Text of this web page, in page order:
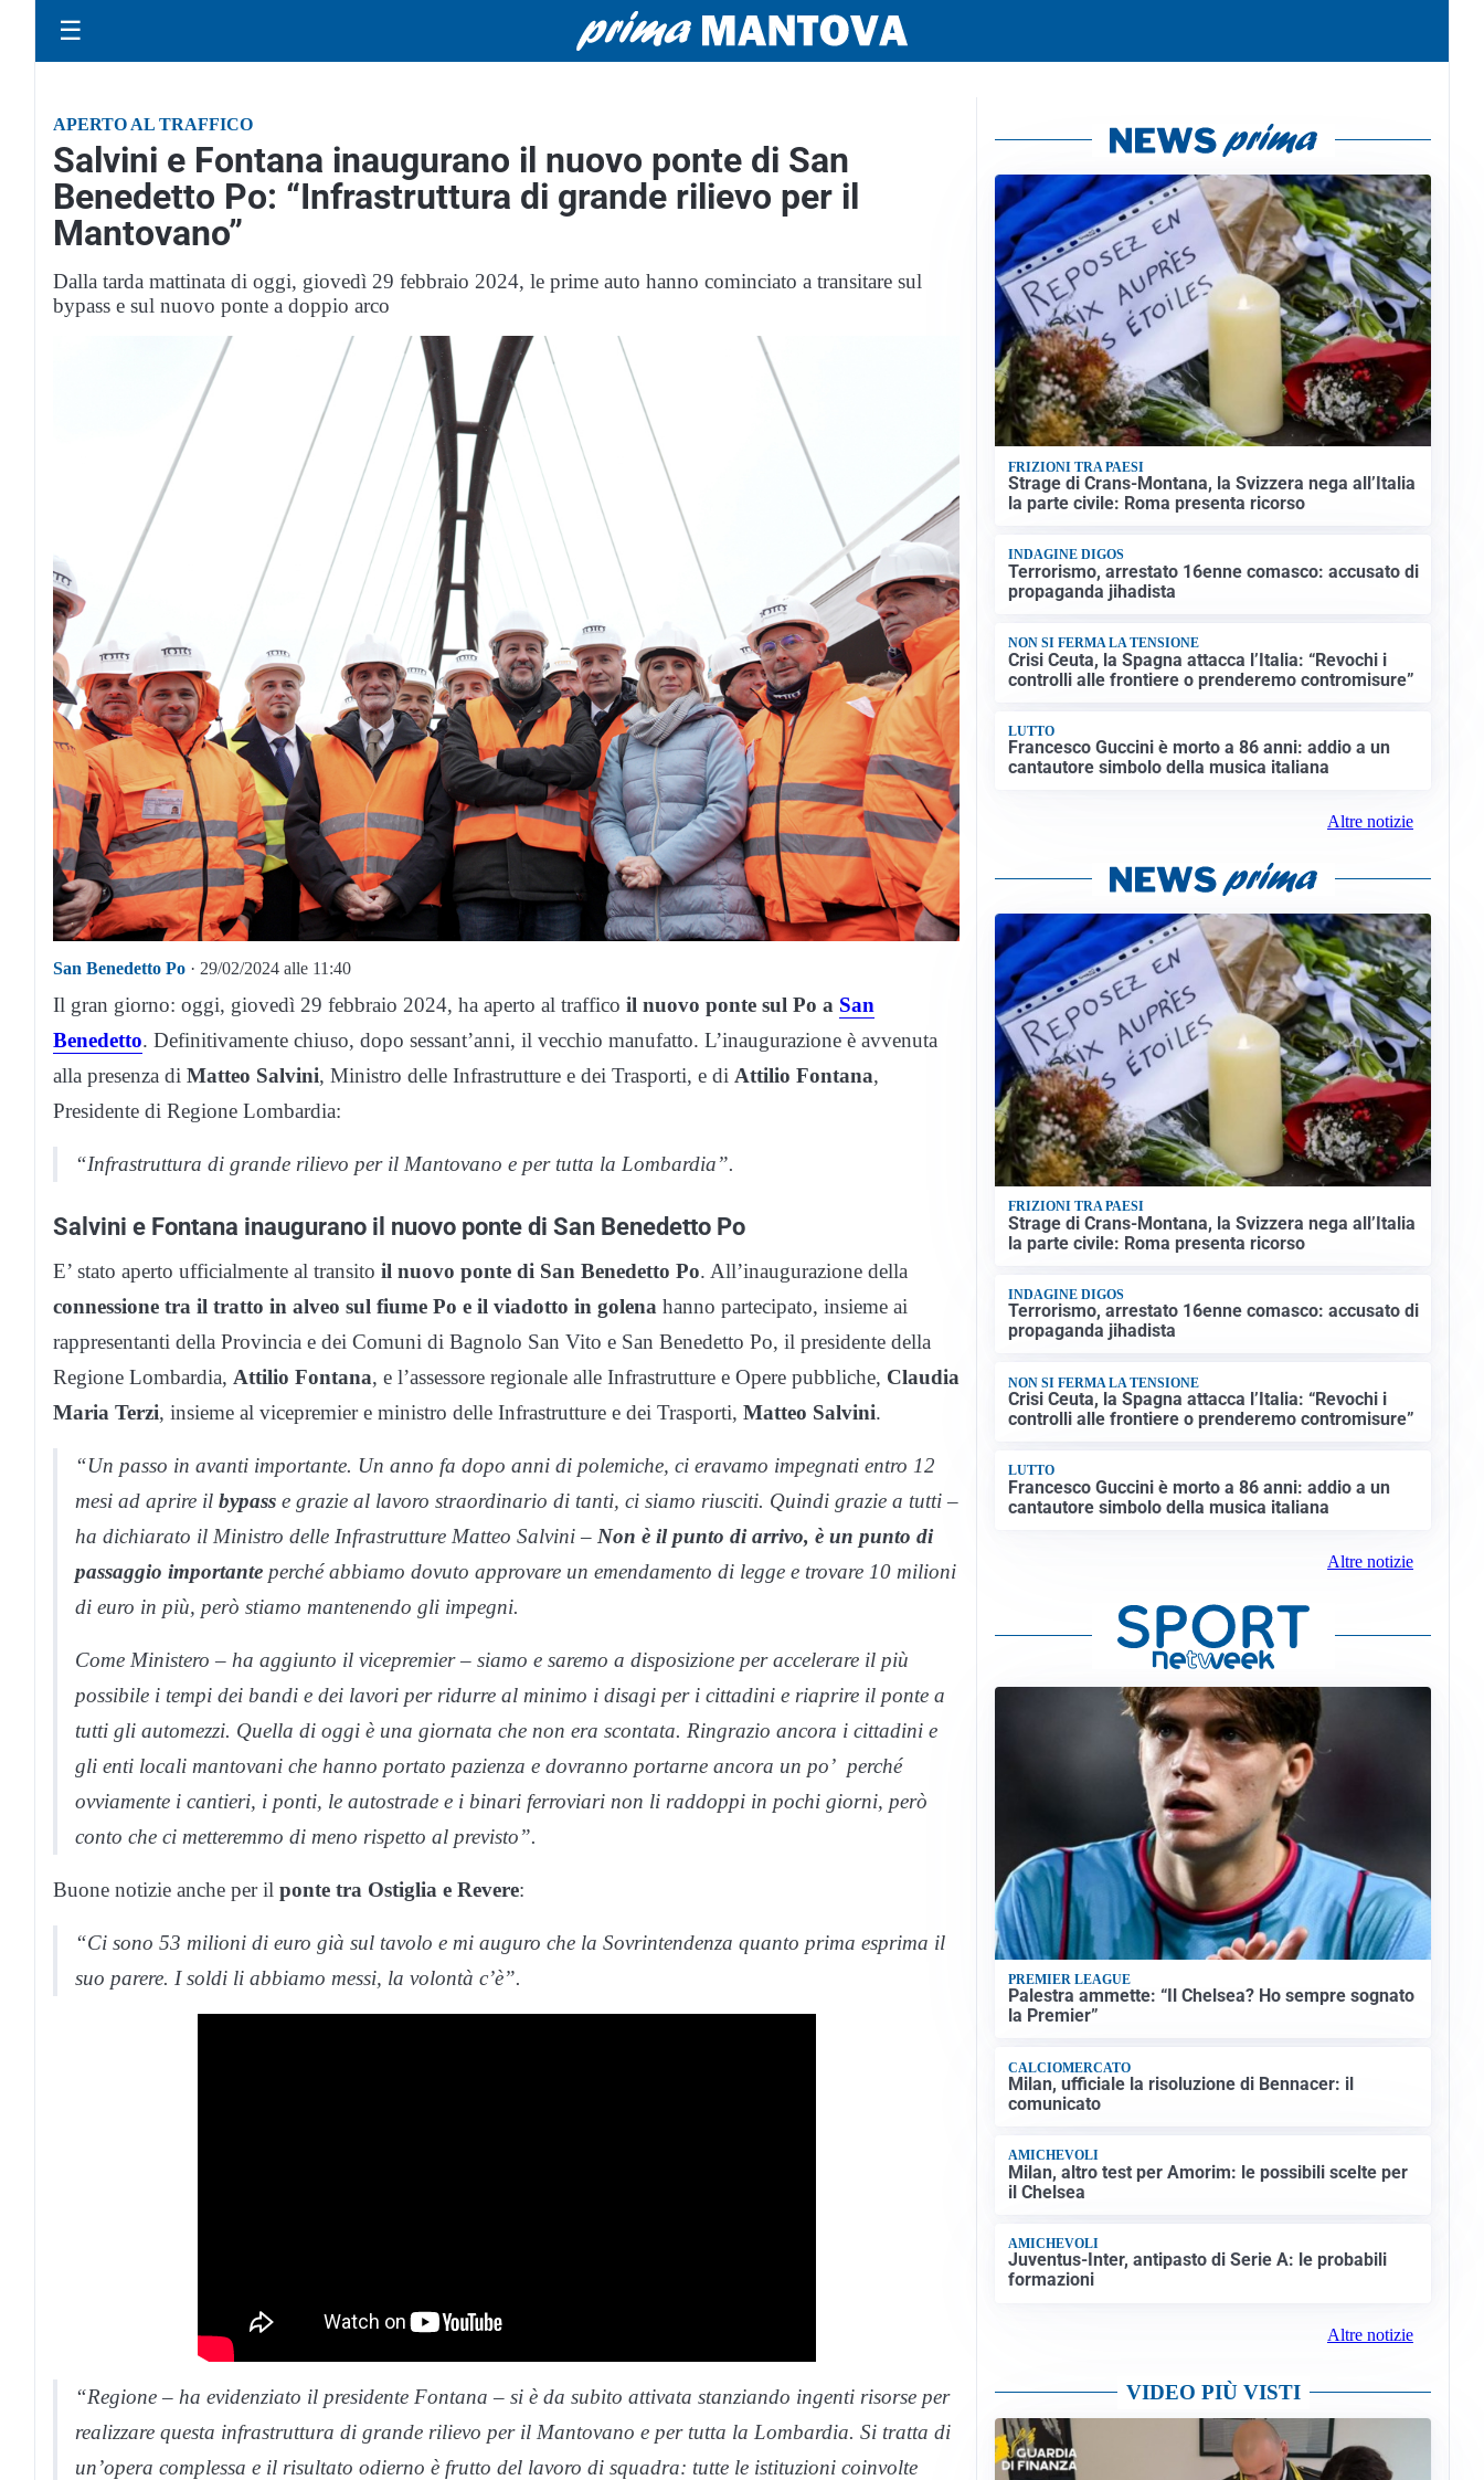
☰
APERTO AL TRAFFICO
Salvini e Fontana inaugurano il nuovo ponte di San
Benedetto Po: “Infrastruttura di grande rilievo per il
Mantovano”
Dalla tarda mattinata di oggi, giovedì 29 febbraio 2024, le prime auto hanno cominciato a transitare sul
bypass e sul nuovo ponte a doppio arco
San Benedetto Po · 29/02/2024 alle 11:40
Il gran giorno: oggi, giovedì 29 febbraio 2024, ha aperto al traffico il nuovo ponte sul Po a San
Benedetto. Definitivamente chiuso, dopo sessant’anni, il vecchio manufatto. L’inaugurazione è avvenuta
alla presenza di Matteo Salvini, Ministro delle Infrastrutture e dei Trasporti, e di Attilio Fontana,
Presidente di Regione Lombardia:
“Infrastruttura di grande rilievo per il Mantovano e per tutta la Lombardia”.
Salvini e Fontana inaugurano il nuovo ponte di San Benedetto Po
E’ stato aperto ufficialmente al transito il nuovo ponte di San Benedetto Po. All’inaugurazione della
connessione tra il tratto in alveo sul fiume Po e il viadotto in golena hanno partecipato, insieme ai
rappresentanti della Provincia e dei Comuni di Bagnolo San Vito e San Benedetto Po, il presidente della
Regione Lombardia, Attilio Fontana, e l’assessore regionale alle Infrastrutture e Opere pubbliche, Claudia
Maria Terzi, insieme al vicepremier e ministro delle Infrastrutture e dei Trasporti, Matteo Salvini.
“Un passo in avanti importante. Un anno fa dopo anni di polemiche, ci eravamo impegnati entro 12
mesi ad aprire il bypass e grazie al lavoro straordinario di tanti, ci siamo riusciti. Quindi grazie a tutti –
ha dichiarato il Ministro delle Infrastrutture Matteo Salvini – Non è il punto di arrivo, è un punto di
passaggio importante perché abbiamo dovuto approvare un emendamento di legge e trovare 10 milioni
di euro in più, però stiamo mantenendo gli impegni.
Come Ministero – ha aggiunto il vicepremier – siamo e saremo a disposizione per accelerare il più
possibile i tempi dei bandi e dei lavori per ridurre al minimo i disagi per i cittadini e riaprire il ponte a
tutti gli automezzi. Quella di oggi è una giornata che non era scontata. Ringrazio ancora i cittadini e
gli enti locali mantovani che hanno portato pazienza e dovranno portarne ancora un po’ perché
ovviamente i cantieri, i ponti, le autostrade e i binari ferroviari non li raddoppi in pochi giorni, però
conto che ci metteremmo di meno rispetto al previsto”.
Buone notizie anche per il ponte tra Ostiglia e Revere:
“Ci sono 53 milioni di euro già sul tavolo e mi auguro che la Sovrintendenza quanto prima esprima il
suo parere. I soldi li abbiamo messi, la volontà c’è”.
“Regione – ha evidenziato il presidente Fontana – si è da subito attivata stanziando ingenti risorse per
realizzare questa infrastruttura di grande rilievo per il Mantovano e per tutta la Lombardia. Si tratta di
un’opera complessa e il risultato odierno è frutto del lavoro di squadra: tutte le istituzioni coinvolte
FRIZIONI TRA PAESI
Strage di Crans-Montana, la Svizzera nega all’Italia
la parte civile: Roma presenta ricorso
INDAGINE DIGOS
Terrorismo, arrestato 16enne comasco: accusato di
propaganda jihadista
NON SI FERMA LA TENSIONE
Crisi Ceuta, la Spagna attacca l’Italia: “Revochi i
controlli alle frontiere o prenderemo contromisure”
LUTTO
Francesco Guccini è morto a 86 anni: addio a un
cantautore simbolo della musica italiana
Altre notizie
FRIZIONI TRA PAESI
Strage di Crans-Montana, la Svizzera nega all’Italia
la parte civile: Roma presenta ricorso
INDAGINE DIGOS
Terrorismo, arrestato 16enne comasco: accusato di
propaganda jihadista
NON SI FERMA LA TENSIONE
Crisi Ceuta, la Spagna attacca l’Italia: “Revochi i
controlli alle frontiere o prenderemo contromisure”
LUTTO
Francesco Guccini è morto a 86 anni: addio a un
cantautore simbolo della musica italiana
Altre notizie
PREMIER LEAGUE
Palestra ammette: “Il Chelsea? Ho sempre sognato
la Premier”
CALCIOMERCATO
Milan, ufficiale la risoluzione di Bennacer: il
comunicato
AMICHEVOLI
Milan, altro test per Amorim: le possibili scelte per
il Chelsea
AMICHEVOLI
Juventus-Inter, antipasto di Serie A: le probabili
formazioni
Altre notizie
VIDEO PIÙ VISTI